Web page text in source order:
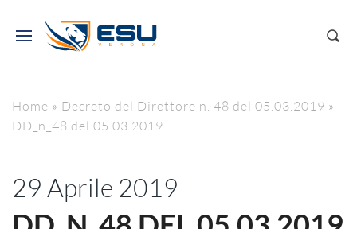
Home » Decreto del Direttore n. 48 del 05.03.2019 »
DD_n_48 del 05.03.2019
29 Aprile 2019